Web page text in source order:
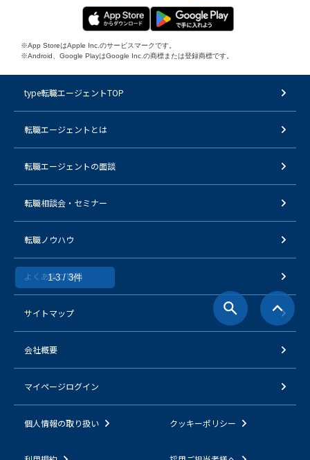
1-3 / 3件
※App StoreはApple Inc.のサービスマークです。
※Android、Google PlayはGoogle Inc.の商標または登録商標です。
type転職エージェントTOP
転職エージェントとは
転職エージェントの面談
転職相談会・セミナー
転職ノウハウ
よくあるご質問
サイトマップ
会社概要
マイページログイン
個人情報の取り扱い クッキーポリシー